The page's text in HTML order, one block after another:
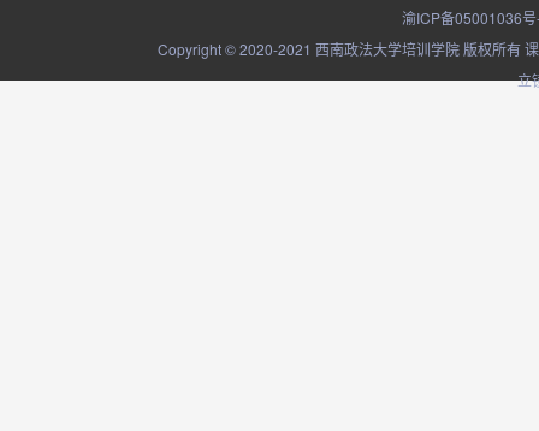
渝ICP备05001036
Copyright © 2020-2021 西南政法大学培训学院 版权所有
立